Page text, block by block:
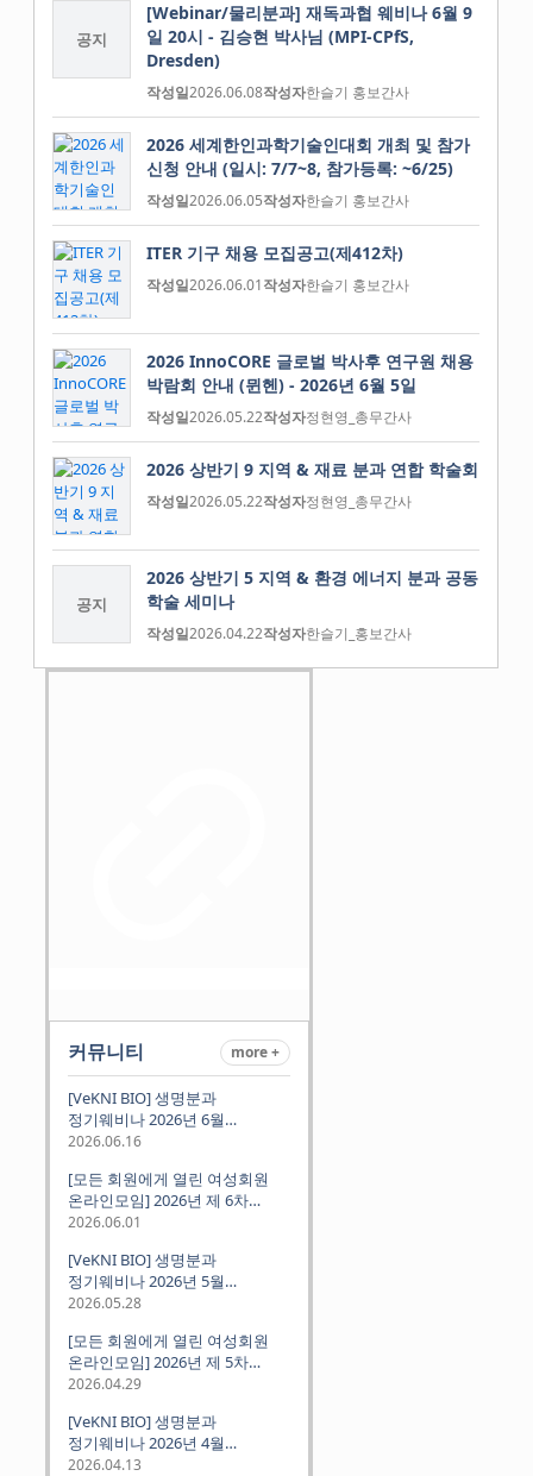
공지
[Webinar/물리분과] 재독과협 웨비나 6월 9
일 20시 - 김승현 박사님 (MPI-CPfS,
Dresden)
작성일2026.06.08작성자한슬기 홍보간사
2026 세계한인과학기술인대회 개최 및 참가
신청 안내 (일시: 7/7~8, 참가등록: ~6/25)
작성일2026.06.05작성자한슬기 홍보간사
ITER 기구 채용 모집공고(제412차)
작성일2026.06.01작성자한슬기 홍보간사
2026 InnoCORE 글로벌 박사후 연구원 채용
박람회 안내 (뮌헨) - 2026년 6월 5일
작성일2026.05.22작성자정현영_총무간사
2026 상반기 9 지역 & 재료 분과 연합 학술회
작성일2026.05.22작성자정현영_총무간사
공지
2026 상반기 5 지역 & 환경 에너지 분과 공동
학술 세미나
작성일2026.04.22작성자한슬기_홍보간사
커뮤니티 more +
[VeKNI BIO] 생명분과
정기웨비나 2026년 6월
(2026.06.18 Thu 9:00PM)
2026.06.16
[모든 회원에게 열린 여성회원
온라인모임] 2026년 제 6차
정기모임 (6월 10일 수요일 저녁
2026.06.01
[VeKNI BIO] 생명분과
정기웨비나 2026년 5월
(2026.05.28 Thu 9:00PM)
2026.05.28
[모든 회원에게 열린 여성회원
온라인모임] 2026년 제 5차
정기모임 (5월 12일 화요일 저녁
2026.04.29
[VeKNI BIO] 생명분과
정기웨비나 2026년 4월
(2026.04.16 Thu 9:00PM)
2026.04.13